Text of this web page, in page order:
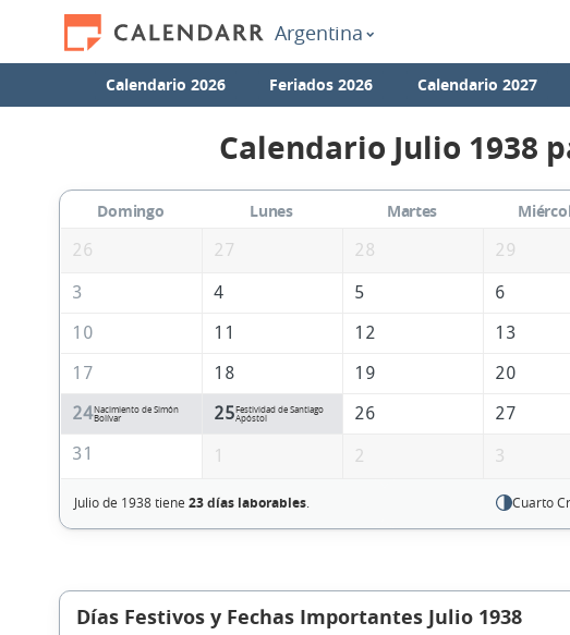
Argentina
Calendario 2026 Feriados 2026 Calendario 2027
Calendario Julio 1938
Domingo Lunes Martes
26
27 28 29
3 4 5 6
10 11 12 13
17
18 19 20
24Nacimiento de Simón
Bolívar
25Festividad de Santiago
Apóstol
26 27
31
1 2 3
Julio de 1938 tiene 23 días laborables. Cuarto
Días Festivos y Fechas Importantes Julio 1938